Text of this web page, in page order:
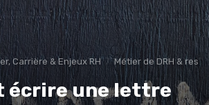
Carrière & Enjeux RH Métier de DRH &
écrire une lettre